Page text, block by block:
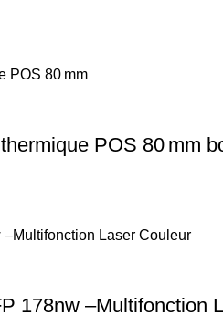
POS 80 mm
178nw –Multifonction